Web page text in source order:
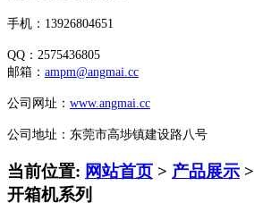
手机：13926804651
QQ：2575436805
邮箱： ampm@angmai.cc
公司网址： www.angmai.cc
公司地址：东莞市高埗镇建设路八号
当前位置: 网站首页 > 产品展示 >
开箱机系列